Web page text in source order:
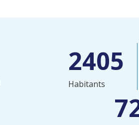
2405
Habitants